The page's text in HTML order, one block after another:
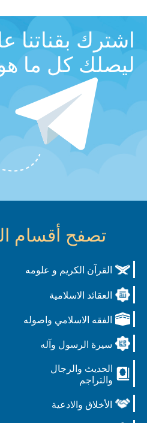
اشترك بقناتنا
ليصلك كل ما
تصفح أقسام
القرآن الكريم و علومه
العقائد الاسلامية
الفقه الاسلامي واصوله
سيرة الرسول وآله
الحديث والرجال
والتراجم
الأخلاق والادعية